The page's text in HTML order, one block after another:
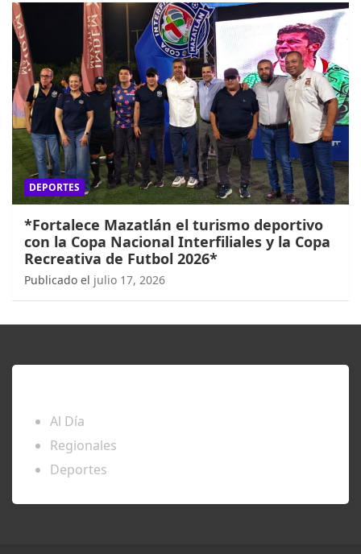
DEPORTES
*Fortalece Mazatlán el turismo deportivo
con la Copa Nacional Interfiliales y la Copa
Recreativa de Futbol 2026*
Publicado el julio 17, 2026
Al Día
Regionales
Deportes